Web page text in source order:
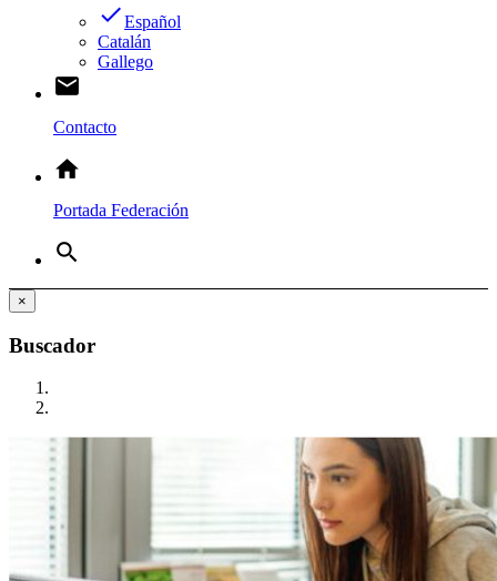
doneEspañol
Catalán
Gallego
email
Contacto
home
Portada Federación
search
×
Buscador